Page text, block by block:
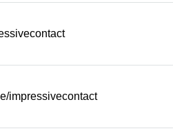
impressivecontact